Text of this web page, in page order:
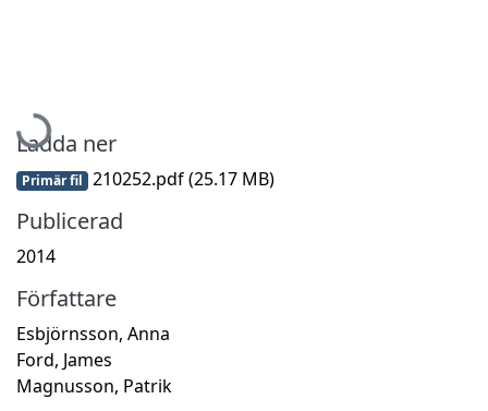
Hämtar...
Ladda ner
Primär fil 210252.pdf(25.17 MB)
Publicerad
2014
Författare
Esbjörnsson, Anna
Ford, James
Magnusson, Patrik